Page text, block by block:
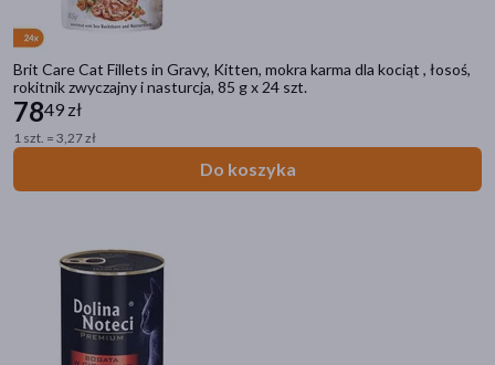
Brit Care Cat Fillets in Gravy, Kitten, mokra karma dla kociąt , łosoś,
rokitnik zwyczajny i nasturcja, 85 g x 24 szt.
7849 zł
1 szt. = 3,27 zł
Do koszyka
Karma
Karma bezzbożowa
Karma mokra